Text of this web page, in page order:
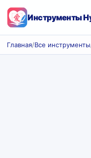
Инструменты
Главная/Все инструменты